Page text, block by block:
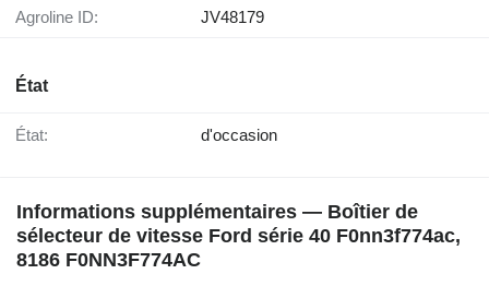
Agroline ID: JV48179
État
État: d'occasion
Informations supplémentaires — Boîtier de
sélecteur de vitesse Ford série 40 F0nn3f774ac,
8186 F0NN3F774AC